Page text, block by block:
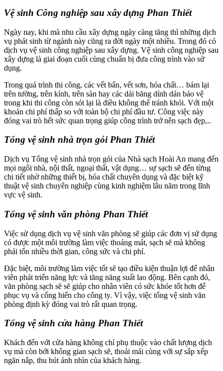
panel
panel
panel
panel
panel
panel
panel
panel
panel
panel
Oku
panel
satın al
Panel
panel
Panel
Vệ sinh Công nghiệp sau xây dựng Phan Thiết
Ngày nay, khi mà nhu cầu xây dựng ngày càng tăng thì những dịch
vụ phát sinh từ ngành này cũng ra đời ngày một nhiều. Trong đó có
dịch vụ vệ sinh công nghiệp sau xây dựng. Vệ sinh công nghiệp sau
xây dựng là giai đoạn cuối cùng chuẩn bị đưa công trình vào sử
dụng.
Trong quá trình thi công, các vết bẩn, vết sơn, hóa chất… bám lại
trên tường, trên kính, trên sàn hay các dải băng dính dán bảo vệ
trong khi thi công còn sót lại là điều không thể tránh khỏi. Với một
khoản chi phí thấp so với toàn bộ chi phí đầu tư. Công việc này
đóng vai trò hết sức quan trọng giúp công trình trở nên sạch đẹp,..
Tổng vệ sinh nhà trọn góiPhan Thiết
Dịch vụ Tổng vệ sinh nhà trọn gói của Nhà sạch Hoài An mang đến
mọi ngôi nhà, nội thất, ngoại thất, vật dụng… sự sạch sẽ đến từng
chi tiết nhờ những thiết bị, hóa chất chuyên dụng và đặc biệt kỹ
thuật vệ sinh chuyên nghiệp cùng kinh nghiệm lâu năm trong lĩnh
vực vệ sinh.
Tổng vệ sinh văn phòng Phan Thiết
Việc sử dụng dịch vụ vệ sinh văn phòng sẽ giúp các đơn vị sử dụng
có được một môi trường làm việc thoáng mát, sạch sẽ mà không
phải tốn nhiều thời gian, công sức và chi phí.
Đặc biệt, môi trường làm việc tốt sẽ tạo điều kiện thuận lợi để nhân
viên phát triển năng lực và tăng năng suất lao động. Bên cạnh đó,
văn phòng sạch sẽ sẽ giúp cho nhân viên có sức khỏe tốt hơn để
phục vụ và cống hiến cho công ty. Vì vậy, việc tổng vệ sinh văn
phòng định kỳ đóng vai trò rất quan trọng.
Tổng vệ sinh cửa hàng Phan Thiết
Khách đến với cửa hàng không chỉ phụ thuộc vào chất lượng dịch
vụ mà còn bởi không gian sạch sẽ, thoải mái cùng với sự sắp xếp
ngăn nắp, thu hút ánh nhìn của khách hàng.